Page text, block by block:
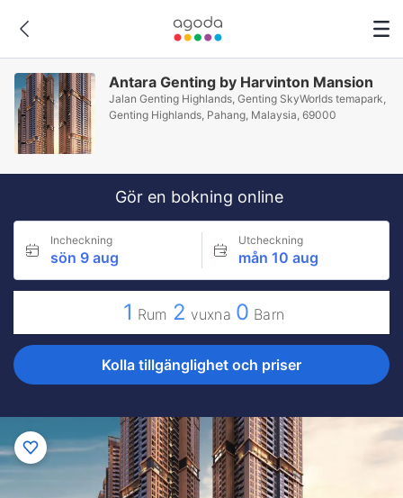
Antara Genting by Harvinton Mansion
Jalan Genting Highlands, Genting SkyWorlds temapark,
Genting Highlands, Pahang, Malaysia, 69000
Gör en bokning online
Incheckning
sön 9 aug
Utcheckning
mån 10 aug
1 Rum 2 vuxna 0 Barn
Kolla tillgänglighet och priser